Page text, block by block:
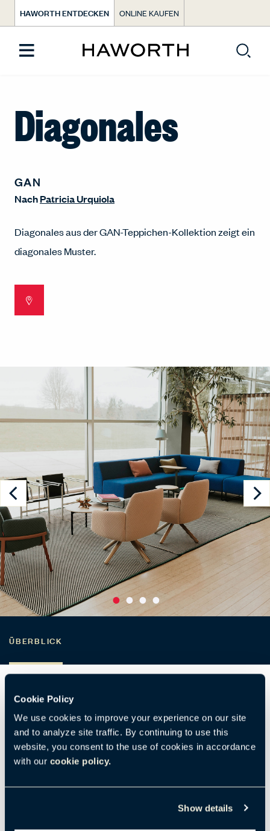
Cookie Policy
We use cookies to improve your experience on our site
and to analyze site traffic. By continuing to use this
website, you consent to the use of cookies in accordance
with our cookie policy.
Show details
HAWORTH ENTDECKEN ONLINE KAUFEN
Diagonales
GAN
NachPatricia Urquiola
Diagonales aus der GAN-Teppichen-Kollektion zeigt ein
diagonales Muster.
ÜBERBLICK
Diagonales Überblick